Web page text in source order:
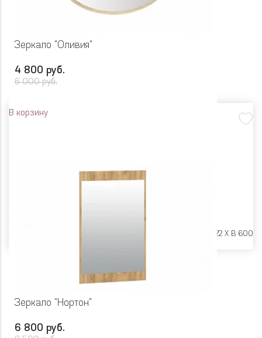
Зеркало "Оливия"
4 800 руб.
6 000 руб.
В корзину
Ш 800 X Г 22 X В 600
Зеркало "Нортон"
6 800 руб.